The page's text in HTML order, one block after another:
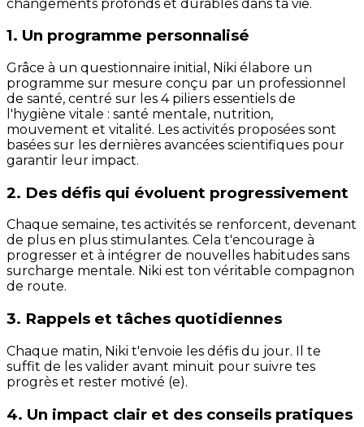
changements profonds et durables dans ta vie.
1. Un programme personnalisé
Grâce à un questionnaire initial, Niki élabore un
programme sur mesure conçu par un professionnel
de santé, centré sur les 4 piliers essentiels de
l'hygiène vitale : santé mentale, nutrition,
mouvement et vitalité. Les activités proposées sont
basées sur les dernières avancées scientifiques pour
garantir leur impact.
2. Des défis qui évoluent progressivement
Chaque semaine, tes activités se renforcent, devenant
de plus en plus stimulantes. Cela t'encourage à
progresser et à intégrer de nouvelles habitudes sans
surcharge mentale. Niki est ton véritable compagnon
de route.
3. Rappels et tâches quotidiennes
Chaque matin, Niki t'envoie les défis du jour. Il te
suffit de les valider avant minuit pour suivre tes
progrès et rester motivé (e).
4. Un impact clair et des conseils pratiques